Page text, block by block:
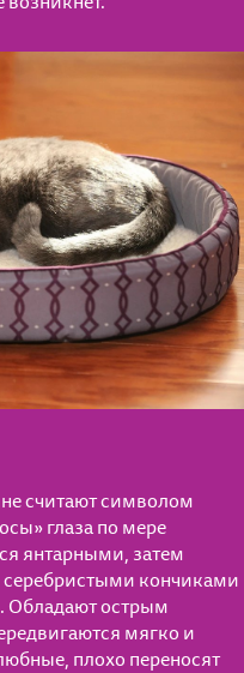
считают символом
глаза по мере
янтарными, затем
кончиками
Обладают острым
мягко и
плохо переносят